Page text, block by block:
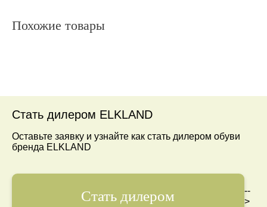
Похожие товары
Стать дилером ELKLAND
Оставьте заявку и узнайте как стать дилером обуви
бренда ELKLAND
Стать дилером
--
>